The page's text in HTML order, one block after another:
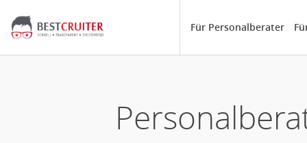
Für Personalberater